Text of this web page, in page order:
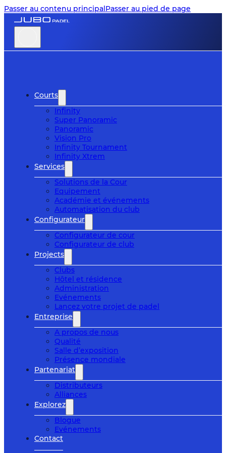
Passer au contenu principalPasser au pied de page
Courts
Infinity
Super Panoramic
Panoramic
Vision Pro
Infinity Tournament
Infinity Xtrem
Services
Solutions de la Cour
Equipement
Académie et événements
Automatisation du club
Configurateur
Configurateur de cour
Configurateur de club
Projects
Clubs
Hôtel et résidence
Administration
Evénements
Lancez votre projet de padel
Entreprise
A propos de nous
Qualité
Salle d’exposition
Présence mondiale
Partenariat
Distributeurs
Alliances
Explorez
Blogue
Evénements
Contact